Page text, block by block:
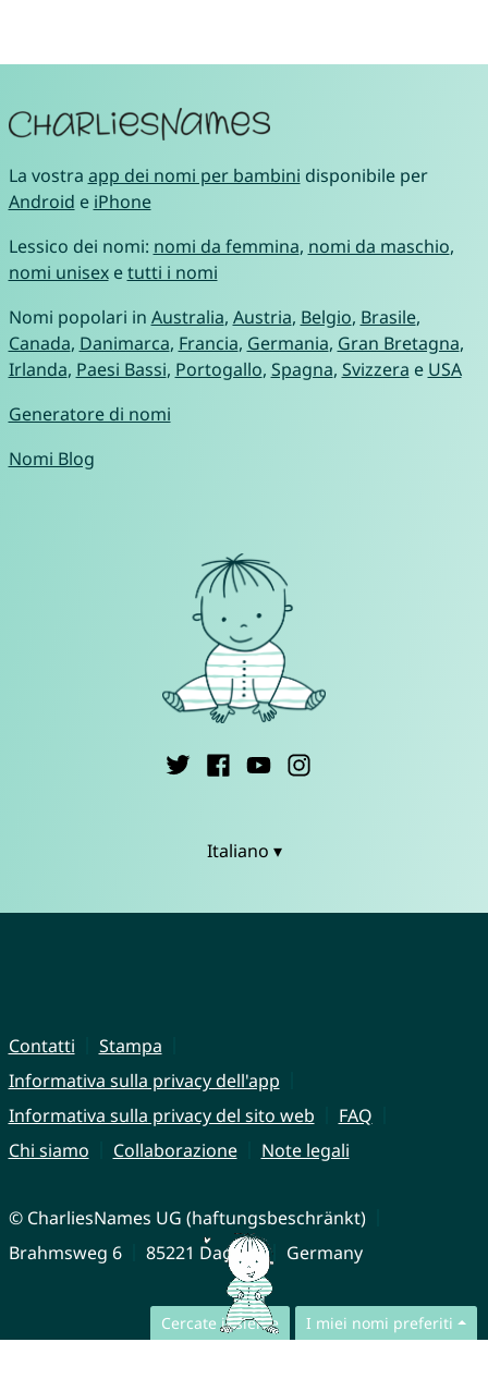
Cercate insieme I miei nomi preferiti
La vostra app dei nomi per bambini disponibile per
Android e iPhone
Lessico dei nomi: nomi da femmina, nomi da maschio,
nomi unisexetutti i nomi
Nomi popolari in Australia, Austria, Belgio, Brasile,
Canada, Danimarca, Francia, Germania, Gran Bretagna,
Irlanda, Paesi Bassi, Portogallo, Spagna, Svizzera e USA
Generatore di nomi
Nomi Blog
Italiano ▾
Contatti
Stampa
Informativa sulla privacy dell'app
Informativa sulla privacy del sito web
FAQ
Chi siamo
Collaborazione Note legali
© CharliesNames UG (haftungsbeschränkt)
Brahmsweg 6
85221 Dachau Germany